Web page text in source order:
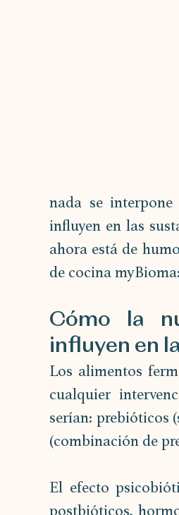
nada se
influyen en las
ahora está de
de cocina myBioma:
Cómo la
influyen en
Los alimentos
cualquier
serían: prebióticos
(combinación de
El efecto
postbióticos,